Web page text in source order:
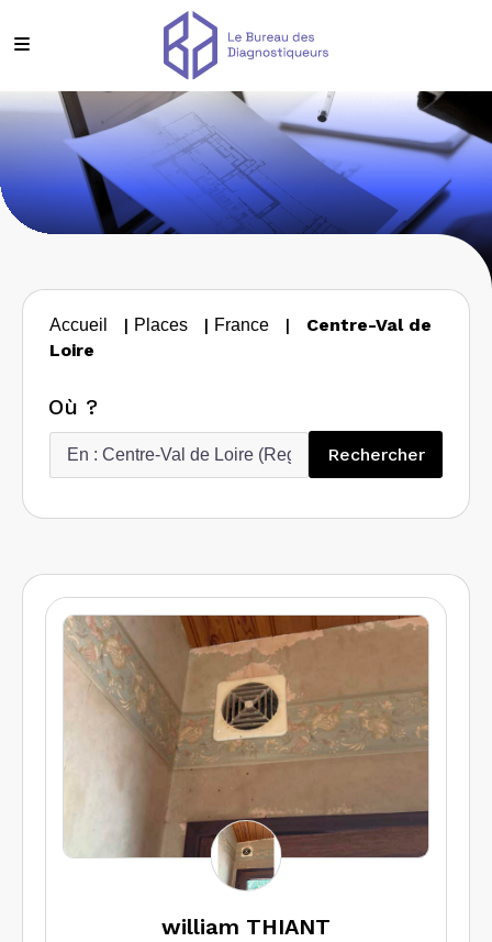
Accueil | Places | France |
Centre-Val de
Loire
Où ?
Rechercher
william THIANT